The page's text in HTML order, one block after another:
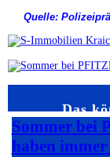
Quelle:
Das
Sommer bei
haben immer